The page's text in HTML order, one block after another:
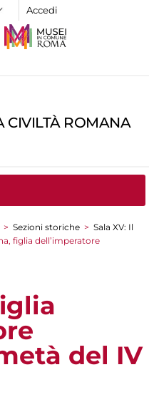
Accedi
CIVILTÀ ROMANA
> Sezioni storiche > Sala XV: Il
figlia dell’imperatore
del IV